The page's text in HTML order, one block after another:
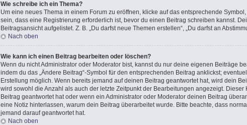
Wie schreibe ich ein Thema?
Um eine neues Thema in einem Forum zu eröffnen, klicke auf das entsprechende
sein, dass eine Registrierung erforderlich ist, bevor du einen Beitrag schreiben kannst.
Beitragsansicht aufgelistet. Z. B. „Du darfst neue Themen erstellen“, „Du darfst an
Nach oben
Wie kann ich einen Beitrag bearbeiten oder löschen?
Wenn du nicht Administrator oder Moderator bist, kannst du nur deine eigenen Beiträge
indem du das „Ändere Beitrag“-Symbol für den entsprechenden Beitrag anklickst;
Erstellung möglich. Wenn bereits jemand auf deinen Beitrag geantwortet hat, wird dein
wird sowohl die Anzahl als auch der letzte Zeitpunkt der Bearbeitungen angezeigt.
Beitrag geantwortet hat oder wenn ein Administrator oder Moderator deinen Beitrag
eine Notiz hinterlassen, warum dein Beitrag überarbeitet wurde. Bitte beachte, dass
jemand darauf geantwortet hat.
Nach oben